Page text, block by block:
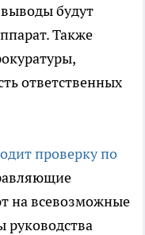
будут
Также
ответственных
проверку по
на всевозможные
руководства